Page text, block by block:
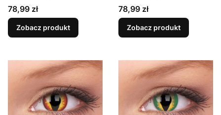
Cena
78,99 zł
Zobacz produkt
Cena
78,99 zł
Zobacz produkt